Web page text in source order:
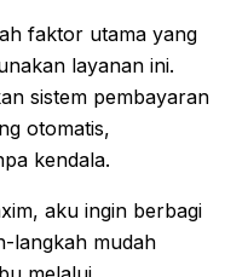
faktor utama yang
layanan ini.
sistem pembayaran
otomatis,
kendala.
aku ingin berbagi
langkah mudah